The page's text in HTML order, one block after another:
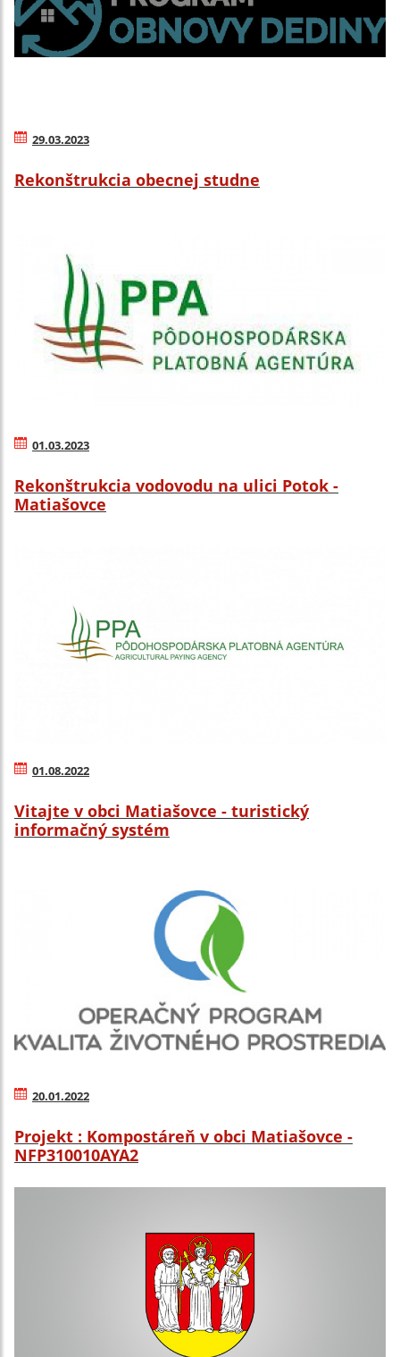
29.03.2023
Rekonštrukcia obecnej studne
01.03.2023
Rekonštrukcia vodovodu na ulici Potok -
Matiašovce
01.08.2022
Vitajte v obci Matiašovce - turistický
informačný systém
20.01.2022
Projekt : Kompostáreň v obci Matiašovce -
NFP310010AYA2